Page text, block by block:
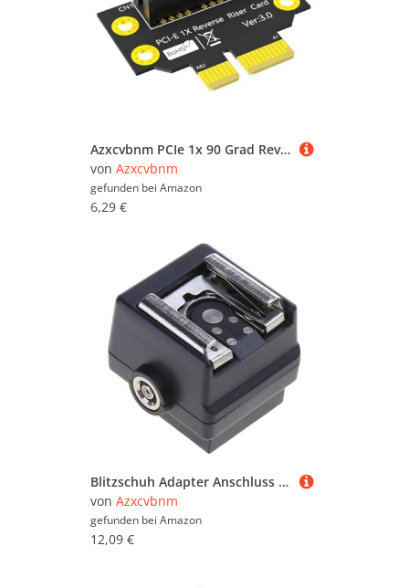
Azxcvbnm PCIe 1x 90 Grad Reverse Male Zu Weiblicher PCIe 1x Bis 1x Adapter Risers Board Risers Card Für Server PC
von Azxcvbnm
gefunden bei Amazon
6,29 €
Blitzschuh Adapter Anschluss Für Den Anschluss Von Kameras Zusätzlichem Kamerablitz Studiolicht Blitzgerät Und Anderem Zubehör
von Azxcvbnm
gefunden bei Amazon
12,09 €